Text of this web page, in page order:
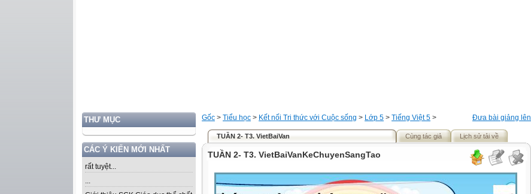
THƯ MỤC
CÁC Ý KIẾN MỚI NHẤT
rất tuyệt...
...
Đưa bài giảng lên
Gốc > Tiểu học > Kết nối Tri thức với Cuộc sống > Lớp 5 > Tiếng Việt 5 >
TUẦN 2- T3. VietBaiVan Cùng tác giả Lịch sử tải về
TUẦN 2- T3. VietBaiVanKeChuyenSangTao